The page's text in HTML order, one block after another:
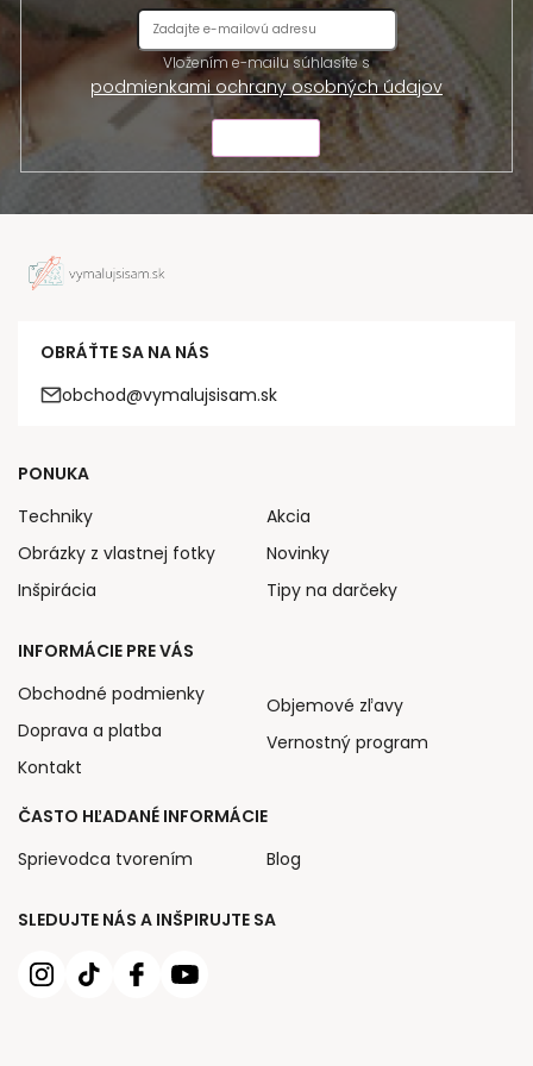
Vložením e-mailu súhlasíte s
podmienkami ochrany osobných údajov
OBRÁŤTE SA NA NÁS
obchod@vymalujsisam.sk
SLEDUJTE NÁS A INŠPIRUJTE SA
PONUKA
Techniky
Obrázky z vlastnej fotky
Inšpirácia
Akcia
Novinky
Tipy na darčeky
INFORMÁCIE PRE VÁS
Obchodné podmienky
Doprava a platba
Kontakt
Objemové zľavy
Vernostný program
ČASTO HĽADANÉ INFORMÁCIE
Sprievodca tvorením
Blog